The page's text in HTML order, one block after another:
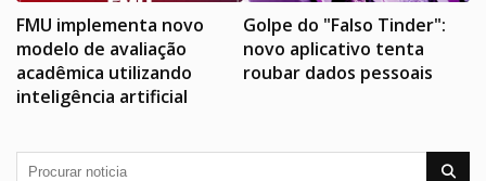
FMU implementa novo
modelo de avaliação
acadêmica utilizando
inteligência artificial
Golpe do "Falso Tinder":
novo aplicativo tenta
roubar dados pessoais